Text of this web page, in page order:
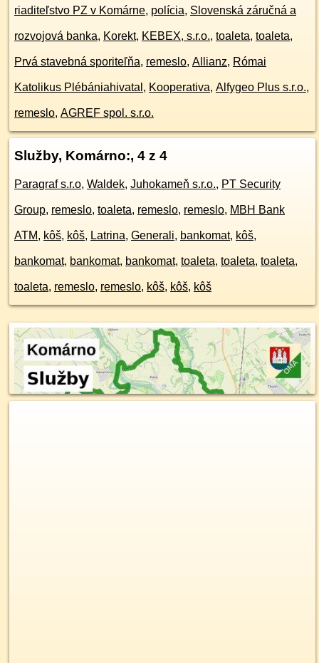
riaditeľstvo PZ v Komárne, polícia, Slovenská záručná a
rozvojová banka, Korekt, KEBEX, s.r.o., toaleta, toaleta,
Prvá stavebná sporiteľňa, remeslo, Allianz, Római
Katolikus Plébániahivatal , Kooperativa, Alfygeo Plus s.r.o.,
remeslo, AGREF spol. s.r.o.
Služby, Komárno:, 4 z 4
Paragraf s.r.o, Waldek, Juhokameň s.r.o., PT Security
Group, remeslo, toaleta, remeslo, remeslo, MBH Bank
ATM, kôš, kôš, Latrina, Generali, bankomat, kôš,
bankomat, bankomat, bankomat, toaleta, toaleta, toaleta,
toaleta, remeslo, remeslo, kôš, kôš, kôš